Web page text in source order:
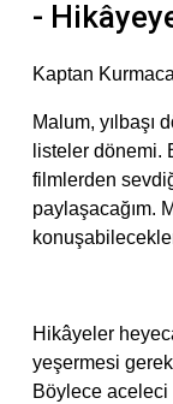
-
Kaptan
Malum, yılbaşı
listeler dönemi.
filmlerden
paylaşacağım.
Hikâyeler
yeşermesi
Böylece